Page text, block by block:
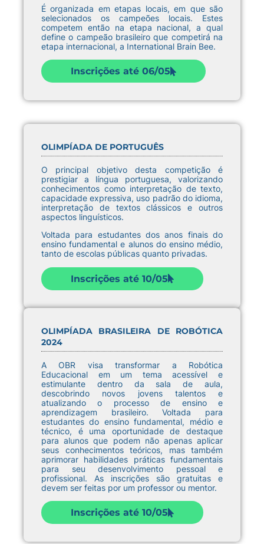
É organizada em etapas locais, em que são
selecionados os campeões locais. Estes
competem então na etapa nacional, a qual
define o campeão brasileiro que competirá na
etapa internacional, a International Brain Bee.
Inscrições até 06/05
OLIMPÍADA DE PORTUGUÊS
O principal objetivo desta competição é
prestigiar a língua portuguesa, valorizando
conhecimentos como interpretação de texto,
capacidade expressiva, uso padrão do idioma,
interpretação de textos clássicos e outros
aspectos linguísticos.
Voltada para estudantes dos anos finais do
ensino fundamental e alunos do ensino médio,
tanto de escolas públicas quanto privadas.
Inscrições até 10/05
OLIMPÍADA BRASILEIRA DE ROBÓTICA
2024
A OBR visa transformar a Robótica
Educacional em um tema acessível e
estimulante dentro da sala de aula,
descobrindo novos jovens talentos e
atualizando o processo de ensino e
aprendizagem brasileiro. Voltada para
estudantes do ensino fundamental, médio e
técnico, é uma oportunidade de destaque
para alunos que podem não apenas aplicar
seus conhecimentos teóricos, mas também
aprimorar habilidades práticas fundamentais
para seu desenvolvimento pessoal e
profissional. As inscrições são gratuitas e
devem ser feitas por um professor ou mentor.
Inscrições até 10/05